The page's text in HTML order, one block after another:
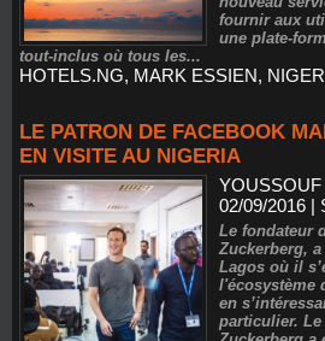
fournir aux
une plate-
tout-inclus où tous les...
HOTELS.NG, MARK ESSIEN,
LE PATRON DE FACEBOOK
EN VISITE AU NIGERIA
02/09/2016 |
Le fondateur
Zuckerberg,
Lagos où il
l'écosystème
en
particulier.